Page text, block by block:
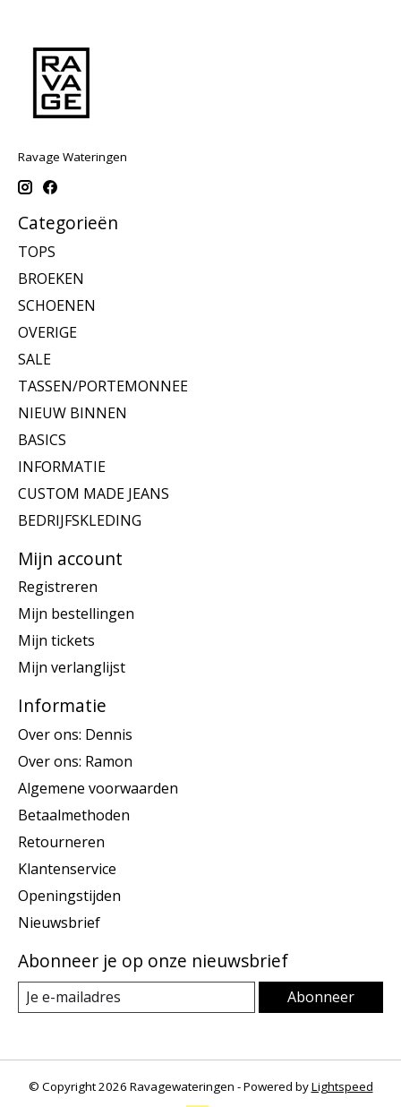
Ravage Wateringen
Categorieën
TOPS
BROEKEN
SCHOENEN
OVERIGE
SALE
TASSEN/PORTEMONNEE
NIEUW BINNEN
BASICS
INFORMATIE
CUSTOM MADE JEANS
BEDRIJFSKLEDING
Mijn account
Registreren
Mijn bestellingen
Mijn tickets
Mijn verlanglijst
Informatie
Over ons: Dennis
Over ons: Ramon
Algemene voorwaarden
Betaalmethoden
Retourneren
Klantenservice
Openingstijden
Nieuwsbrief
Abonneer je op onze nieuwsbrief
Abonneer
© Copyright 2026 Ravagewateringen - Powered byLightspeed